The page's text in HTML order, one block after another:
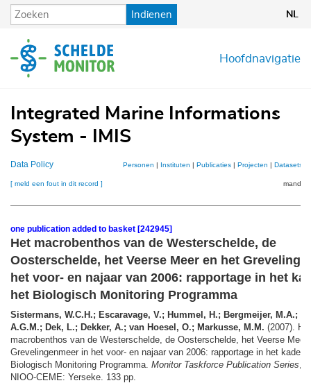
Overslaan
en
de
inhoud
Indienen NL
Hoofdnavigatie
Integrated Marine Informations
System - IMIS
Data Policy Personen | Instituten | Publicaties| Projecten | Datasets
[ meld een fout in dit record ] mandje
one publication added to basket [242945]
Het macrobenthos van de Westerschelde, de
Oosterschelde, het Veerse Meer en het
het voor- en najaar van 2006: rapportage in het
het Biologisch Monitoring Programma
Sistermans, W.C.H.; Escaravage, V.; Hummel, H.; Bergmeijer, M.A.;
A.G.M.; Dek, L.; Dekker, A.; van Hoesel, O.; Markusse, M.M. (2007). Het
macrobenthos van de Westerschelde, de Oosterschelde, het Veerse Meer
Grevelingenmeer in het voor- en najaar van 2006: rapportage in het kader
Biologisch Monitoring Programma. Monitor Taskforce Publication Series
NIOO-CEME: Yerseke. 133 pp.